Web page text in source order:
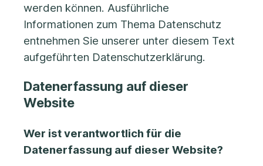
werden können. Ausführliche
Informationen zum Thema Datenschutz
entnehmen Sie unserer unter diesem Text
aufgeführten Datenschutzerklärung.
Datenerfassung auf dieser
Website
Wer ist verantwortlich für die
Datenerfassung auf dieser Website?